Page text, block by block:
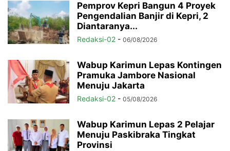
Pemprov Kepri Bangun 4 Proyek
Pengendalian Banjir di Kepri, 2
Diantaranya...
Redaksi-02 - 06/08/2026
Wabup Karimun Lepas Kontingen
Pramuka Jambore Nasional
Menuju Jakarta
Redaksi-02 - 05/08/2026
Wabup Karimun Lepas 2 Pelajar
Menuju Paskibraka Tingkat
Provinsi